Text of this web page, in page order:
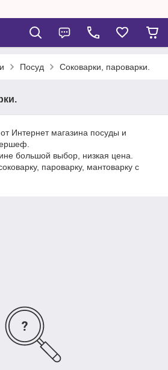
Посуд Соковарки, пароварки.
Интернет магазина посуды и
большой выбор, низкая цена.
пароварку, мантоварку с